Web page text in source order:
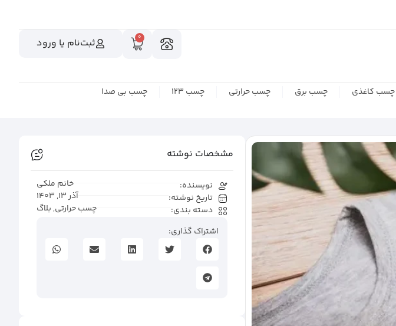
ثبت‌نام یا ورود 0
چسب کاغذی چسب برق چسب حرارتی چسب 123 چسب بی صدا
مشخصات نوشته
نویسنده:
خانم ملکی
تاریخ نوشته:
آذر 13, 1403
دسته بندی:
چسب حرارتی, بلاگ
اشتراک گذاری: